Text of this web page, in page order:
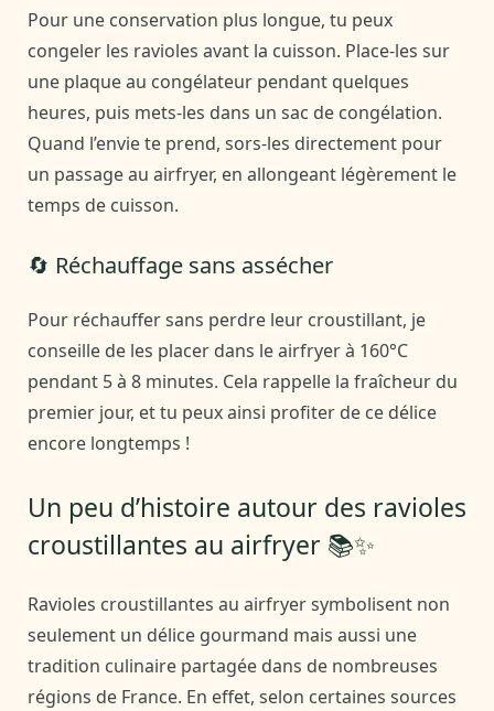
Pour une conservation plus longue, tu peux
congeler les ravioles avant la cuisson. Place-les sur
une plaque au congélateur pendant quelques
heures, puis mets-les dans un sac de congélation.
Quand l’envie te prend, sors-les directement pour
un passage au airfryer, en allongeant légèrement le
temps de cuisson.
🔄 Réchauffage sans assécher
Pour réchauffer sans perdre leur croustillant, je
conseille de les placer dans le airfryer à 160°C
pendant 5 à 8 minutes. Cela rappelle la fraîcheur du
premier jour, et tu peux ainsi profiter de ce délice
encore longtemps !
Un peu d’histoire autour des ravioles
croustillantes au airfryer 📚✨
Ravioles croustillantes au airfryer symbolisent non
seulement un délice gourmand mais aussi une
tradition culinaire partagée dans de nombreuses
régions de France. En effet, selon certaines sources